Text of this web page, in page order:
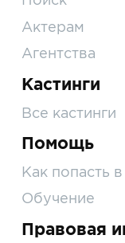
Актерам
Агентства
Кастинги
Все кастинги
Помощь
Как попасть
Обучение
Правовая